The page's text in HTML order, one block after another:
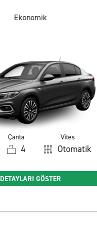
Ekonomik
Çanta
4
Vites
Otomatik
DETAYLARI GÖSTER